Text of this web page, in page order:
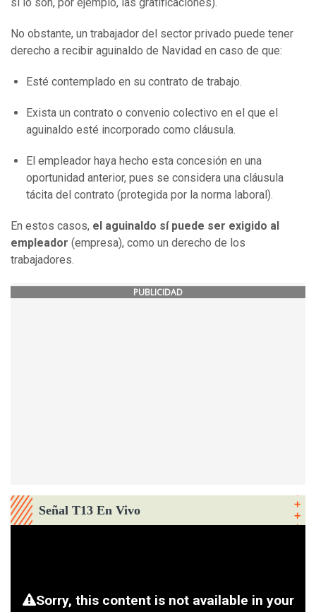
No obstante, un trabajador del sector privado puede tener
derecho a recibir aguinaldo de Navidad en caso de que:
Esté contemplado en su contrato de trabajo.
Exista un contrato o convenio colectivo en el que el
aguinaldo esté incorporado como cláusula.
El empleador haya hecho esta concesión en una
oportunidad anterior, pues se considera una cláusula
tácita del contrato (protegida por la norma laboral).
En estos casos, el aguinaldo sí puede ser exigido al
empleador (empresa), como un derecho de los
trabajadores.
PUBLICIDAD
Señal T13 En Vivo